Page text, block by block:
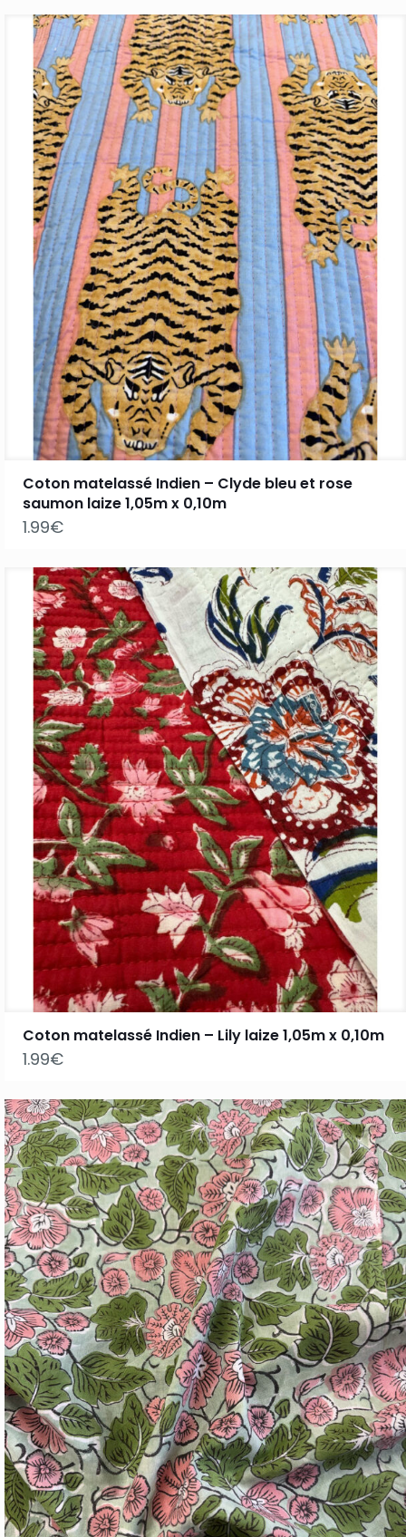
Coton matelassé Indien – Clyde bleu et rose
saumon laize 1,05m x 0,10m
1.99€
Coton matelassé Indien – Lily laize 1,05m x 0,10m
1.99€